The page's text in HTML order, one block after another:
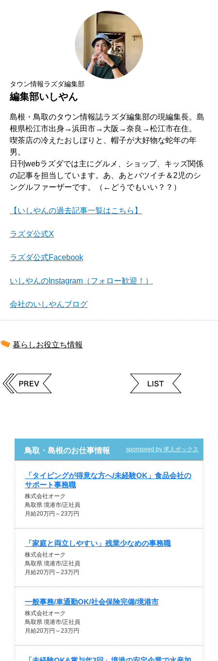
タウン情報ラズダ編集部
編集部いしやん
島根・鳥取のタウン情報誌ラズダ編集部の現編集長。島
根県松江市出身→浜田市→大阪→奈良→松江市在住。
喫茶店の冷えたおしぼりと、帽子が大好物な蛇年の年
男。
日刊webラズダでは主にグルメ、ショップ、キッズ関係
の記事を担当しています。あ、あとバツイチ＆2児のシ
ングルファーザーです。（←どうでもいい？？）
【いしやんの過去記事一覧はこちら】
ラズダ公式X
ラズダ公式Facebook
いしやんのInstagram（フォロー歓迎！）
会社のいしやんブログ
暮らしお役立ち情報
鳥取・島根のお仕事情報 sponsored by 求人ボックス
「タイピングが得意な方へ/未経験OK」食品会社の
サポート事務職
株式会社オーク
鳥取県 境港市/正社員
月給20万円～23万円
「家庭と両立しやすい」残業少なめの事務職
株式会社オーク
鳥取県 境港市/正社員
月給20万円～23万円
一般事務/車通勤OK/社会保険完備/境港市
株式会社オーク
鳥取県 境港市/正社員
月給20万円～23万円